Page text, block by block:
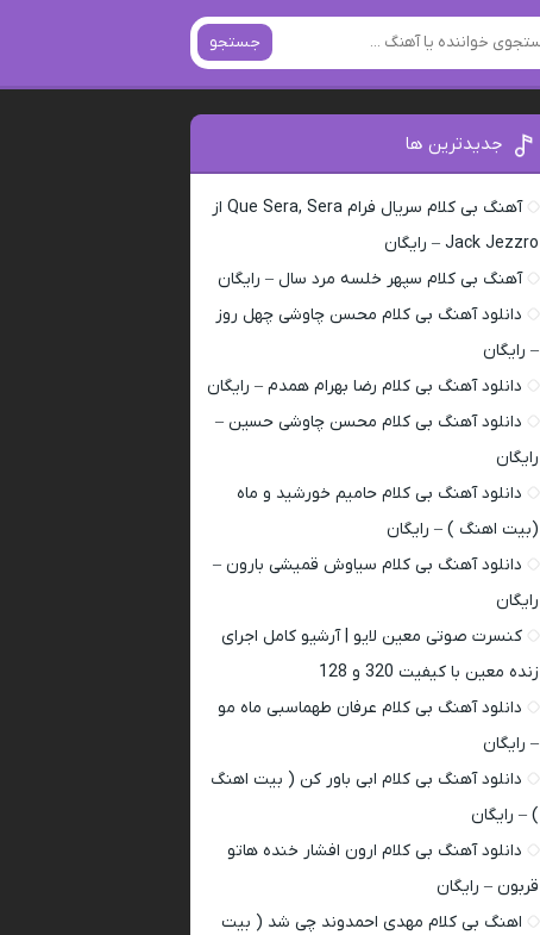
جستجو
جدیدترین ها
آهنگ بی کلام سریال فرام Que Sera, Sera از
Jack Jezzro – رایگان
آهنگ بی کلام سپهر خلسه مرد سال – رایگان
دانلود آهنگ بی کلام محسن چاوشی چهل روز
– رایگان
دانلود آهنگ بی کلام رضا بهرام همدم – رایگان
دانلود آهنگ بی کلام محسن چاوشی حسین –
رایگان
دانلود آهنگ بی کلام حامیم خورشید و ماه
(بیت اهنگ ) – رایگان
دانلود آهنگ بی کلام سیاوش قمیشی بارون –
رایگان
کنسرت صوتی معین لایو | آرشیو کامل اجرای
زنده معین با کیفیت 320 و 128
دانلود آهنگ بی کلام عرفان طهماسبی ماه مو
– رایگان
دانلود آهنگ بی کلام ابی باور کن ( بیت اهنگ
) – رایگان
دانلود آهنگ بی کلام ارون افشار خنده هاتو
قربون – رایگان
اهنگ بی کلام مهدی احمدوند چی شد ( بیت